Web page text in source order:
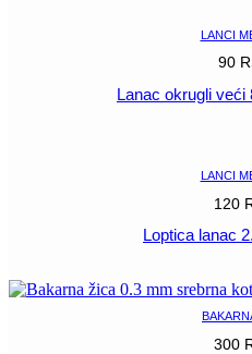
LANCI
90
Lanac okrugli
LANCI
120
Loptica lanac
300